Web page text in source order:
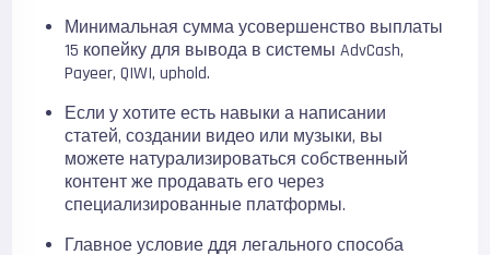
Минимальная сумма усовершенство выплаты
15 копейку для вывода в системы AdvCash,
Payeer, QIWI, uphold.
Если у хотите есть навыки а написании
статей, создании видео или музыки, вы
можете натурализироваться собственный
контент же продавать его через
специализированные платформы.
Главное условие ддя легального способа